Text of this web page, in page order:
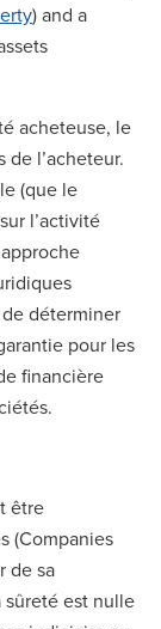
) and a
acheteuse, le
de l’acheteur.
(que le
l’activité
déterminer
pour les
financière
être
(Companies
de sa
est nulle